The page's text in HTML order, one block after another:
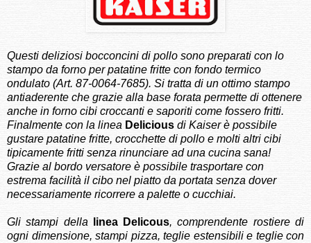
Questi deliziosi bocconcini di pollo sono preparati con lo
stampo da forno per patatine fritte con fondo termico
ondulato (Art. 87-0064-7685). Si tratta di un ottimo stampo
antiaderente che grazie alla base forata permette di ottenere
anche in forno cibi croccanti e saporiti come fossero fritti.
Finalmente con la linea Delicious di Kaiser è possibile
gustare patatine fritte, crocchette di pollo e molti altri cibi
tipicamente fritti senza rinunciare ad una cucina sana!
Grazie al bordo versatore è possibile trasportare con
estrema facilità il cibo nel piatto da portata senza dover
necessariamente ricorrere a palette o cucchiai.
Gli stampi della linea Delicous, comprendente rostiere di
ogni dimensione, stampi pizza, teglie estensibili e teglie con